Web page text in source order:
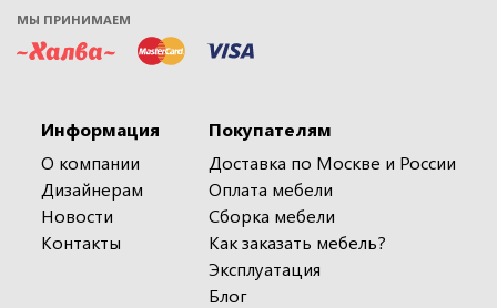
МЫ ПРИНИМАЕМ
Информация
О компании
Дизайнерам
Новости
Контакты
Покупателям
Доставка по Москве и России
Оплата мебели
Сборка мебели
Как заказать мебель?
Эксплуатация
Блог